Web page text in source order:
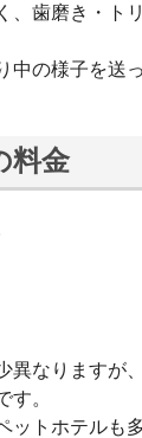
、歯磨き・ト
中の様子を送
料金
異なりますが
す。
ットホテルも